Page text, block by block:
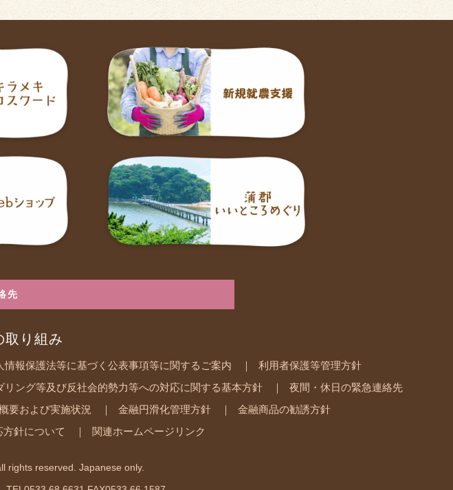
先
取り組み
情報保護法等に基づく公表事項等に関するご案内 利用者保護等管理方針
リング等及び反社会的勢力等への対応に関する基本方針 夜間・休日の緊急連絡先
要および実施状況 金融円滑化管理方針 金融商品の勧誘方針
方針について 関連ホームページリンク
rights reserved. Japanese only.